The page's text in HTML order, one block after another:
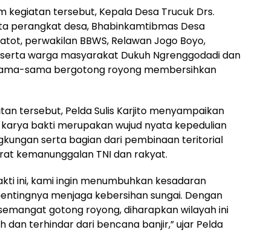
kegiatan tersebut, Kepala Desa Trucuk Drs.
perangkat desa, Bhabinkamtibmas Desa
perwakilan BBWS, Relawan Jogo Boyo,
warga masyarakat Dukuh Ngrenggodadi dan
sama bergotong royong membersihkan
tersebut, Pelda Sulis Karjito menyampaikan
bakti merupakan wujud nyata kepedulian
serta bagian dari pembinaan teritorial
kemanunggalan TNI dan rakyat.
ini, kami ingin menumbuhkan kesadaran
menjaga kebersihan sungai. Dengan
gotong royong, diharapkan wilayah ini
dan terhindar dari bencana banjir,” ujar Pelda